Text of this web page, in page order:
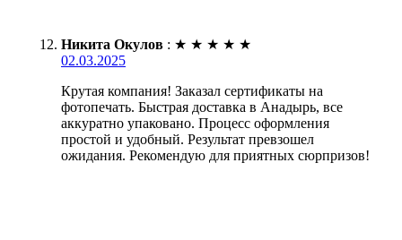
Никита Окулов : ★ ★ ★ ★ ★
02.03.2025
Крутая компания! Заказал сертификаты на
фотопечать. Быстрая доставка в Анадырь, все
аккуратно упаковано. Процесс оформления
простой и удобный. Результат превзошел
ожидания. Рекомендую для приятных сюрпризов!